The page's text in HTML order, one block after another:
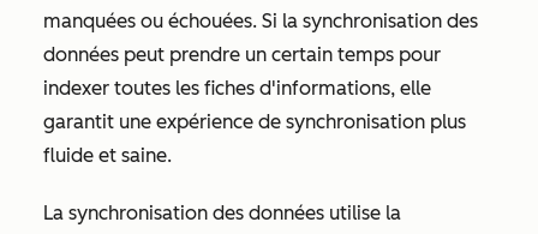
manquées ou échouées. Si la synchronisation des
données peut prendre un certain temps pour
indexer toutes les fiches d'informations, elle
garantit une expérience de synchronisation plus
fluide et saine.
La synchronisation des données utilise la